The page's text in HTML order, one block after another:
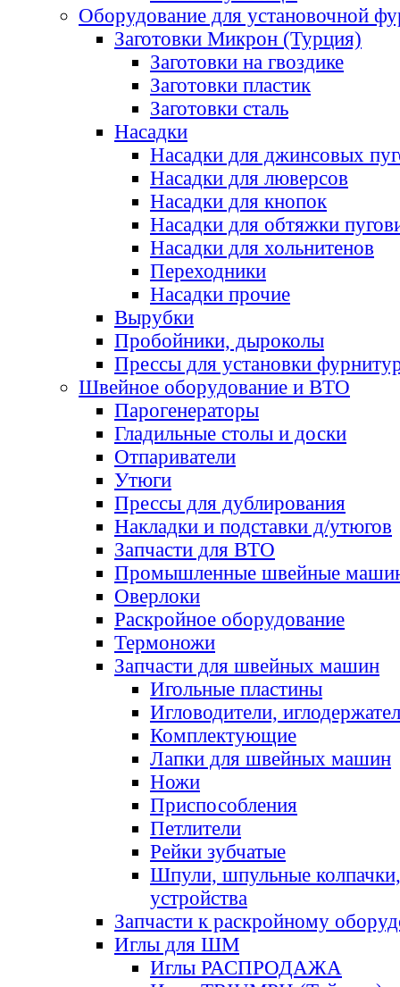
Оборудование для установочной
Заготовки Микрон (Турция)
Заготовки на гвоздике
Заготовки пластик
Заготовки сталь
Насадки
Насадки для джинсовых
Насадки для люверсов
Насадки для кнопок
Насадки для обтяжки
Насадки для хольнитенов
Переходники
Насадки прочие
Вырубки
Пробойники, дыроколы
Прессы для установки
Швейное оборудование и ВТО
Парогенераторы
Гладильные столы и доски
Отпариватели
Утюги
Прессы для дублирования
Накладки и подставки д/утюгов
Запчасти для ВТО
Промышленные швейные
Оверлоки
Раскройное оборудование
Термоножи
Запчасти для швейных машин
Игольные пластины
Игловодители,
Комплектующие
Лапки для швейных машин
Ножи
Приспособления
Петлители
Рейки зубчатые
Шпули, шпульные
устройства
Запчасти к раскройному
Иглы для ШМ
Иглы РАСПРОДАЖА